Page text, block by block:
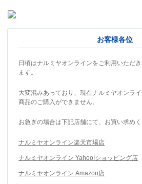
お客様各位
日頃はナルミヤオンラインをご利用いただ
ます。
大変混みあっており、現在ナルミヤオンラ
商品のご購入ができません。
お急ぎの場合は下記店舗にて、お買い求めく
ナルミヤオンライン楽天市場店
ナルミヤオンライン Yahoo!ショッピング店
ナルミヤオンライン Amazon店